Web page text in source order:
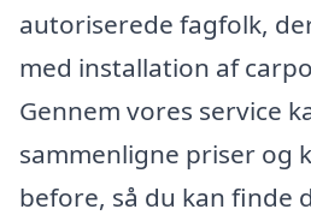
autoriserede fagfolk,
med installation af
Gennem vores service
sammenligne priser og
before, så du kan finde